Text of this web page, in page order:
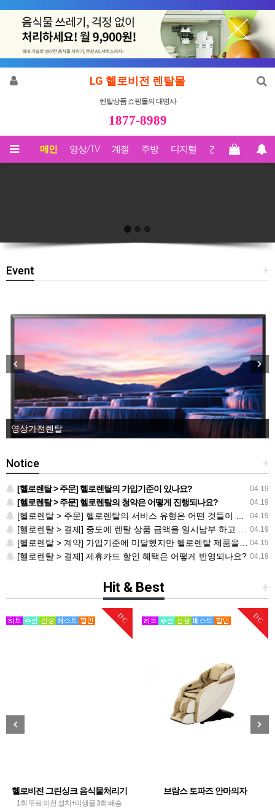
LG 헬로비전 렌탈몰
렌탈상품 쇼핑몰의 대명사
1877-8989
메인 영상/TV 계절 주방 디지털 건강 Biz렌탈
+
Event
영상가전렌탈
+
Notice
04.19
[헬로렌탈 > 주문] 헬로렌탈의 가입기준이 있나요?
04.19
[헬로렌탈 > 주문] 헬로렌탈의 청약은 어떻게 진행되나요?
04.19
[헬로렌탈 > 주문] 헬로렌탈의 서비스 유형은 어떤 것들이 있나요?
04.19
[헬로렌탈 > 결제] 중도에 렌탈 상품 금액을 일시납부 하고 싶습니다. 어떻게 해야 하나요?
04.19
[헬로렌탈 > 계약] 가입기준에 미달했지만 헬로렌탈 제품을 사용하고 싶습니다. 방법이 없나요?
04.19
[헬로렌탈 > 결제] 제휴카드 할인 혜택은 어떻게 반영되나요?
+
Hit & Best
DC
헬로비전 그린싱크 음식물처리기
1회 무료 이전 설치+미생물 3회 배송
DC
브람스 토파즈 안마의자